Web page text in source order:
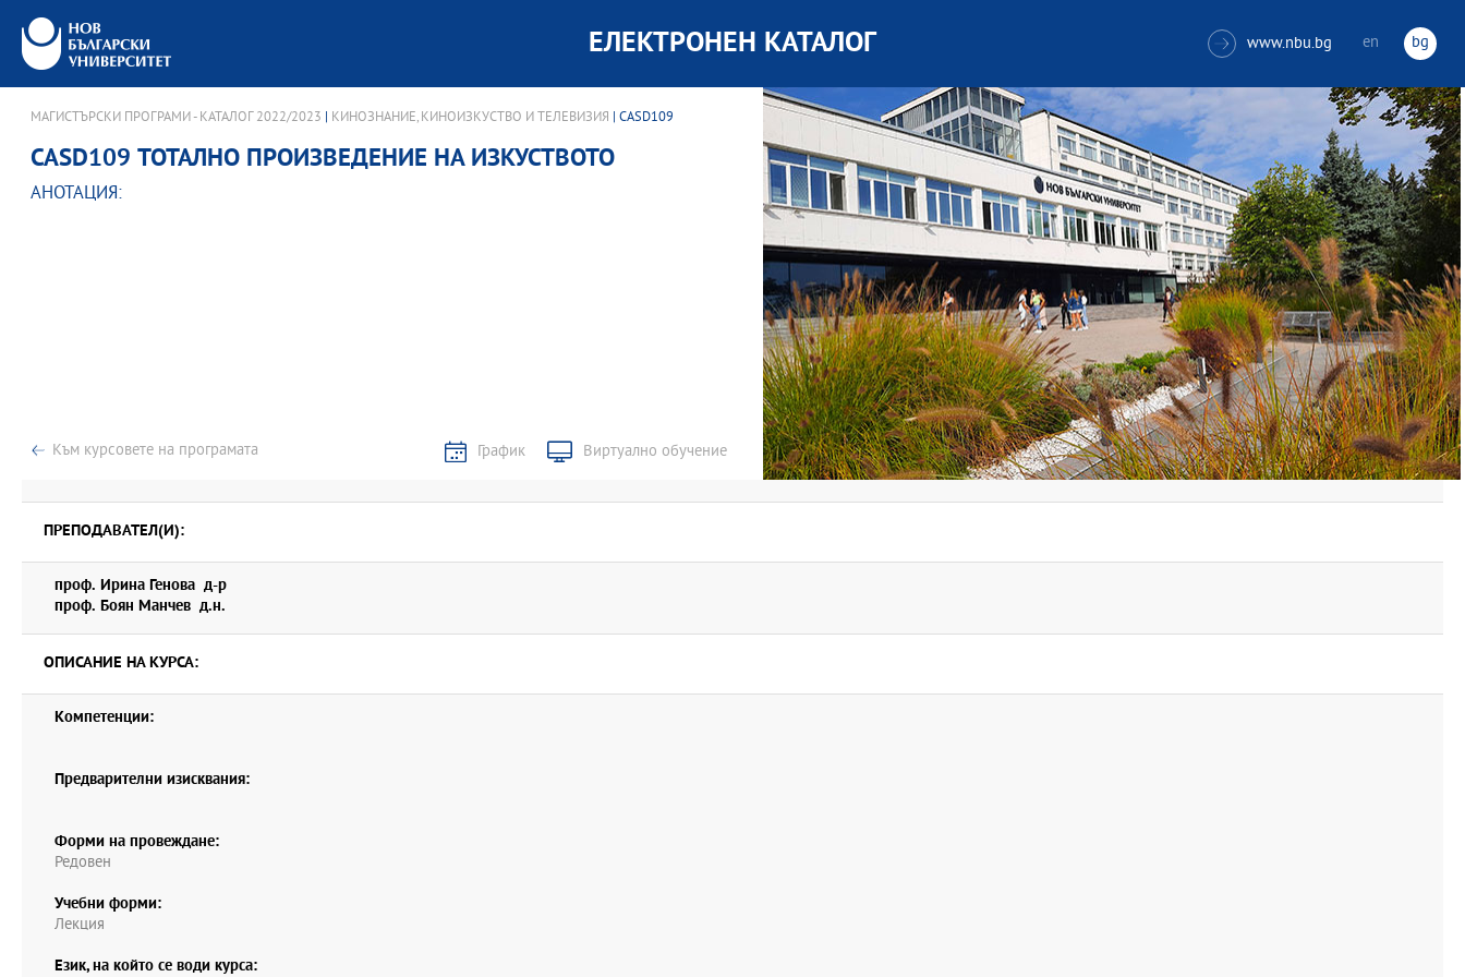
ЕЛЕКТРОНЕН КАТАЛОГ  www.nbu.bg en bg
МАГИСТЪРСКИ ПРОГРАМИ - КАТАЛОГ 2022/2023 КИНОЗНАНИЕ, КИНОИЗКУСТВО И ТЕЛЕВИЗИЯ | CASD109
CASD109 ТОТАЛНО ПРОИЗВЕДЕНИЕ НА ИЗКУСТВОТО
АНОТАЦИЯ:
Към курсовете на програмата График Виртуално обучение
ПРЕПОДАВАТЕЛ(И):
проф. Ирина Генова д-р
проф. Боян Манчев д.н.
ОПИСАНИЕ НА КУРСА:
Компетенции:
Предварителни изисквания:
Форми на провеждане:
Редовен
Учебни форми:
Лекция
Език, на който се води курса: